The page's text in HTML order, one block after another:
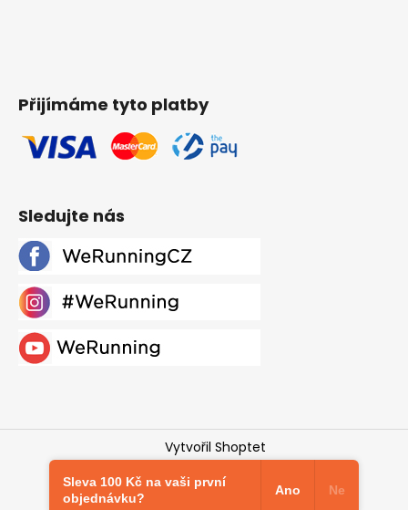
Přijímáme tyto platby
Sledujte nás
Vytvořil Shoptet
Copyright 2026
Werunning.cz
vyhrazena.Upravit nastavení cookies
Sleva 100 Kč na vaši první
objednávku?
Ano Ne